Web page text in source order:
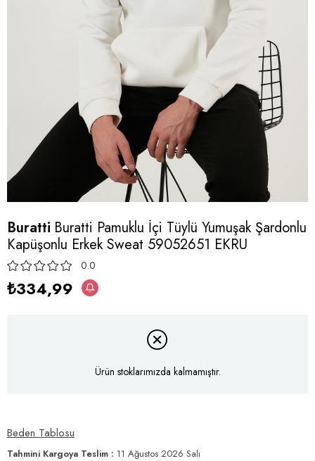
Buratti Buratti Pamuklu İçi Tüylü Yumuşak Şardonlu
Kapüşonlu Erkek Sweat 59052651 EKRU
0.0
₺334,99
Ürün stoklarımızda kalmamıştır.
Beden Tablosu
Tahmini Kargoya Teslim : 11 Ağustos 2026 Salı